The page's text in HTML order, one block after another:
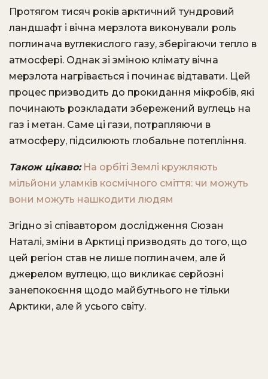
Протягом тисяч років арктичний тундровий
ландшафт і вічна мерзлота виконували роль
поглинача вуглекислого газу, зберігаючи тепло в
атмосфері. Однак зі зміною клімату вічна
мерзлота нагрівається і починає відтавати. Цей
процес призводить до прокидання мікробів, які
починають розкладати збережений вуглець на
газ і метан. Саме ці гази, потрапляючи в
атмосферу, підсилюють глобальне потепління.
Також цікаво: На орбіті Землі кружляють
мільйони уламків космічного сміття: чи можуть
вони можуть нашкодити людям
Згідно зі співавтором дослідження Сюзан
Наталі, зміни в Арктиці призводять до того, що
цей регіон став не лише поглиначем, але й
джерелом вуглецю, що викликає серйозні
занепокоєння щодо майбутнього не тільки
Арктики, але й усього світу.